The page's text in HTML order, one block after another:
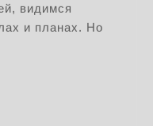
видимся
и планах. Но